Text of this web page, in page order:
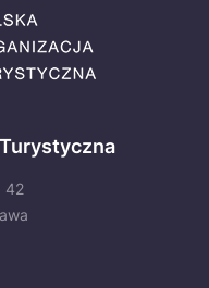
42